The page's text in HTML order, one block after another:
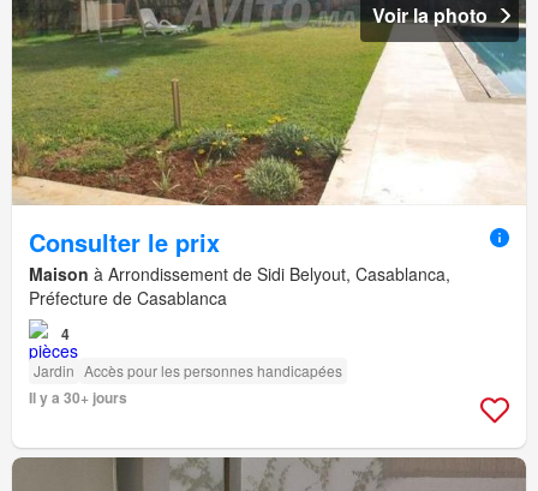
Voir la photo
Consulter le prix
Maison à Arrondissement de Sidi Belyout, Casablanca,
Préfecture de Casablanca
4
Jardin Accès pour les personnes handicapées
Il y a 30+ jours